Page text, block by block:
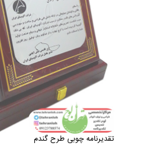
تقدیرنامه چوبی طرح گندم